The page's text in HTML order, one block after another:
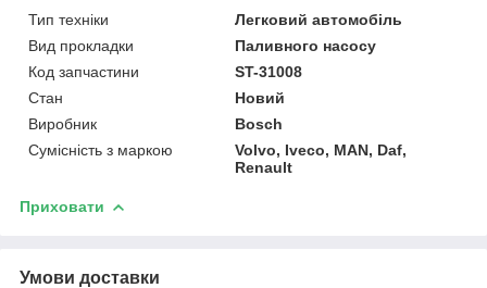
Тип техніки
Легковий автомобіль
Вид прокладки
Паливного насосу
Код запчастини
ST-31008
Стан
Новий
Виробник
Bosch
Сумісність з маркою
Volvo, Iveco, MAN, Daf,
Renault
Приховати
Умови доставки